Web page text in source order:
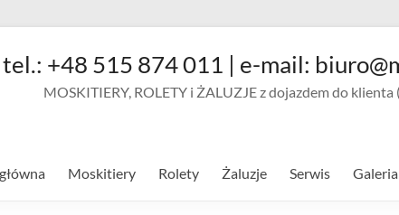
tel.: +48 515 874 011 | e-mail:
MOSKITIERY, ROLETY i ŻALUZJE z dojazdem do
Moskitiery Rolety Żaluzje Serwis Galeria